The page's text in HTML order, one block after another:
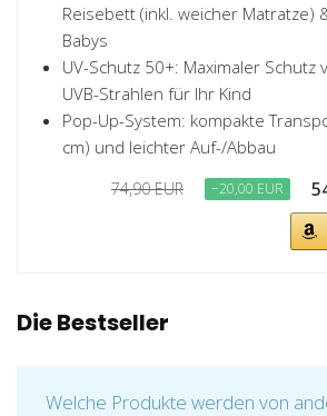
Reisebett (inkl. weicher Matratze)
Babys
UV-Schutz 50+: Maximaler Schutz
UVB-Strahlen für Ihr Kind
Pop-Up-System: kompakte
cm) und leichter Auf-/Abbau
74,90 EUR −20,00 EUR
Die Bestseller
Welche Produkte werden von